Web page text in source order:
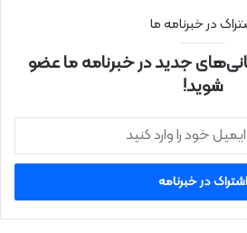
در خبرنامه ما
جدید در خبرنامه ما عضو
شوید!